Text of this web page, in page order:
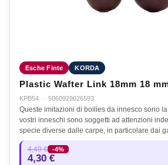
Esche Finte KORDA
Plastic Wafter Link 18mm 18
KPB54 · 5060929026593
Queste imitazioni di boilies da innesco sono
vostri inneschi sono soggetti ad attenzioni
specie diverse dalle carpe, in particolare dai
4,49 € -4%
4,30 €